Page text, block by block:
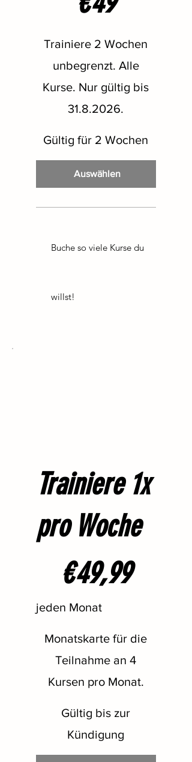
Trainiere 2 Wochen
unbegrenzt. Alle
Kurse. Nur gültig bis
31.8.2026.
Gültig für 2 Wochen
Auswählen
Buche so viele Kurse du
willst!
Trainiere 1x
pro Woche
€49,99
jeden Monat
Monatskarte für die
Teilnahme an 4
Kursen pro Monat.
Gültig bis zur
Kündigung